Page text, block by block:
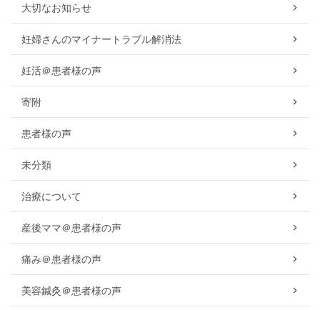
大切なお知らせ
妊婦さんのマイナートラブル解消法
妊活＠患者様の声
寄附
患者様の声
未分類
治療について
産後ママ＠患者様の声
痛み＠患者様の声
美容鍼灸＠患者様の声